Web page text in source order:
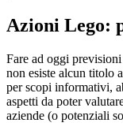
Azioni Lego:
Fare ad oggi
non esiste alcun titolo
per scopi informativi,
aspetti da poter
aziende (o potenziali